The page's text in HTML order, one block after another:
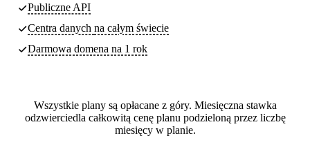
Publiczne API
Centra danych na całym świecie
Darmowa domena na 1 rok
Wszystkie plany są opłacane z góry. Miesięczna stawka
odzwierciedla całkowitą cenę planu podzieloną przez liczbę
miesięcy w planie.